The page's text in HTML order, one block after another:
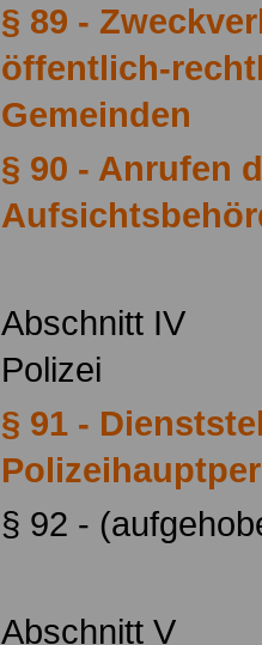
§ 89 -
öffentlich-
Gemeinden
§ 90 - Anrufen
Abschnitt IV
Polizei
§ 91 -
§ 92 -
Abschnitt V